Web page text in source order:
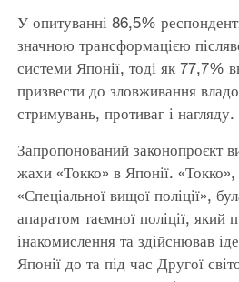
У опитуванні 86,5%
значною трансформацією
системи Японії, тоді як
призвести до зловживання
стримувань, противаг і нагляду.
Запропонований законопроєкт
жахи «Токко» в Японії.
«Спеціальної вищої поліції»,
апаратом таємної поліції, який
інакомислення та здійснював
Японії до та під час Другої